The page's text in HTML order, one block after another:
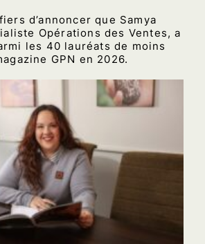
d’annoncer que Samya
Opérations des Ventes, a
les 40 lauréats de moins
GPN en 2026.